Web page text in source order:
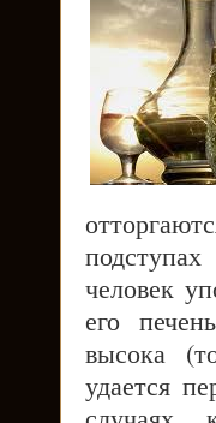
человек
его
высока
удается